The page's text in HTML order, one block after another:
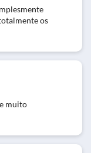
os
muito